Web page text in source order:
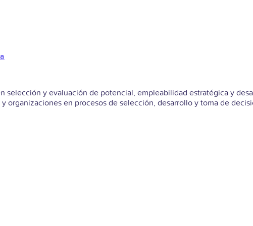
selección y evaluación de potencial, empleabilidad estratégica y
organizaciones en procesos de selección, desarrollo y toma de